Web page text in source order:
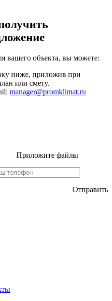
вашего объекта, вы можете:
ниже, приложив при
или смету.
manager@promklimat.ru
Приложите файлы
Отправить